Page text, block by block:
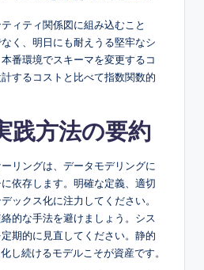
ィティ関係図に組み込むこと
く、明日にも耐えうる堅牢なシ
番環境でスキーマを変更するコ
するコストと比べて指数関数的
践方法の要約
リングは、データモデリングに
依存します。明確な定義、適切
ックス化に注力してください。
的な手法を避けましょう。シス
期的に見直してください。静的
し続けるモデルこそが資産です。